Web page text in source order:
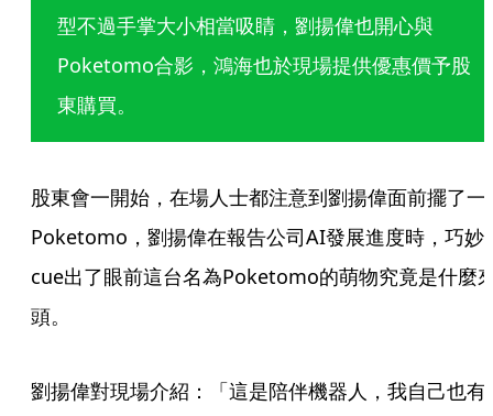
型不過手掌大小相當吸睛，劉揚偉也開心與
Poketomo合影，鴻海也於現場提供優惠價予股
東購買。
股東會一開始，在場人士都注意到劉揚偉面前擺了一
Poketomo，劉揚偉在報告公司AI發展進度時，巧妙
cue出了眼前這台名為Poketomo的萌物究竟是什麼
頭。
劉揚偉對現場介紹：「這是陪伴機器人，我自己也有